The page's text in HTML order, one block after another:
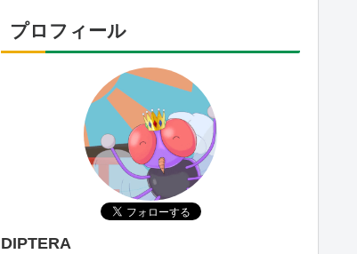
プロフィール
DIPTERA